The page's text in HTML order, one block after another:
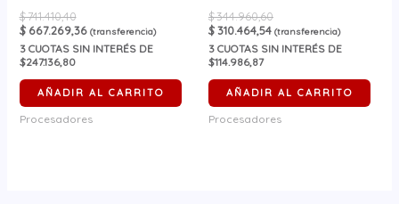
$741.410,40
$667.269,36 (transferencia)
3CUOTAS SIN INTERÉS DE
$247.136,80
AÑADIR AL CARRITO
Procesadores
$344.960,60
$310.464,54 (transferencia)
3 CUOTAS SIN INTERÉS DE
$114.986,87
AÑADIR AL CARRITO
Procesadores